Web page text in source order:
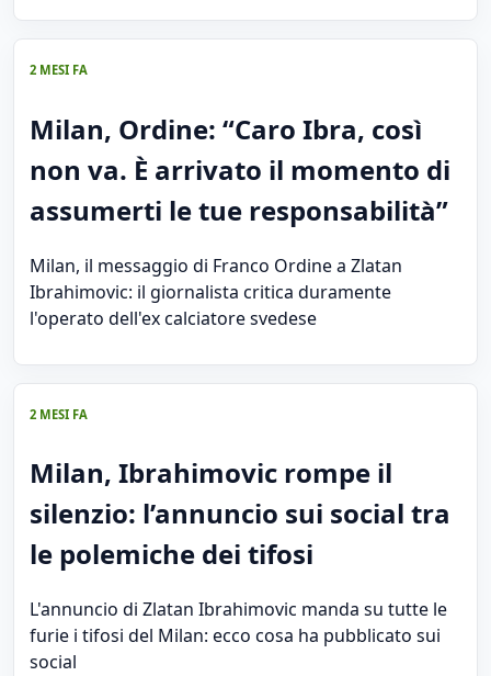
2 MESI FA
Milan, Ordine: “Caro Ibra, così
non va. È arrivato il momento di
assumerti le tue responsabilità”
Milan, il messaggio di Franco Ordine a Zlatan
Ibrahimovic: il giornalista critica duramente
l'operato dell'ex calciatore svedese
2 MESI FA
Milan, Ibrahimovic rompe il
silenzio: l’annuncio sui social tra
le polemiche dei tifosi
L'annuncio di Zlatan Ibrahimovic manda su tutte le
furie i tifosi del Milan: ecco cosa ha pubblicato sui
social